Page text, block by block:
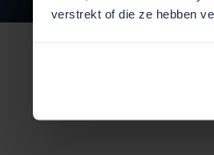
verstrekt of die ze hebben